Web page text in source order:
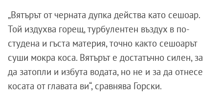
„Вятърът от черната дупка действа като сешоар.
Той издухва горещ, турбулентен въздух в по-
студена и гъста материя, точно както сешоарът
суши мокра коса. Вятърът е достатъчно силен, за
да затопли и избута водата, но не и за да отнесе
косата от главата ви“, сравнява Горски.